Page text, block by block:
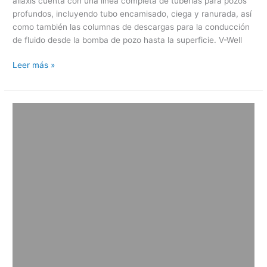
profundos, incluyendo tubo encamisado, ciega y ranurada, así
como también las columnas de descargas para la conducción
de fluido desde la bomba de pozo hasta la superficie. V-Well
Leer más »